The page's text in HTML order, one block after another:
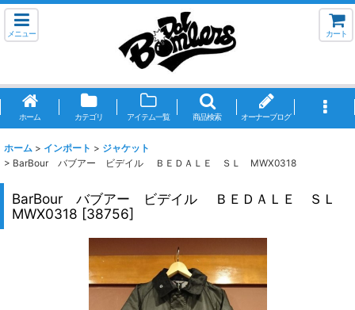
メニュー カート
ホーム カテゴリ アイテム一覧 商品検索 オーナーブログ
ホーム > インポート > ジャケット
> BarBour バブアー ビデイル ＢＥＤＡＬＥ ＳＬ MWX0318
BarBour バブアー ビデイル ＢＥＤＡＬＥ ＳＬ
MWX0318 [38756]